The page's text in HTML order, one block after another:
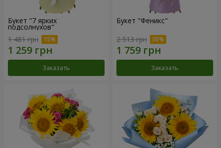
Букет "7 ярких
подсолнухов"
1 481 грн
Заказать
Букет "Феникс"
2 513 грн
Заказать